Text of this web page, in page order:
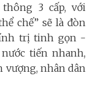
3 cấp, với
chế” sẽ là đòn
trị tinh gọn -
tiến nhanh,
vượng, nhân dân